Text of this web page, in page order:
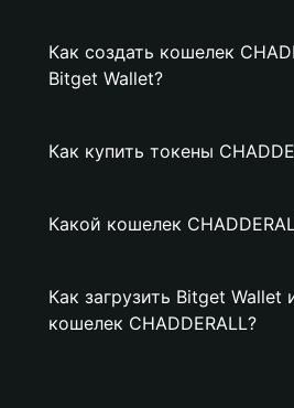
Как создать кошелек
Bitget Wallet?
Как купить токены
Какой кошелек
Как загрузить Bitget Wallet
кошелек CHADDERALL?